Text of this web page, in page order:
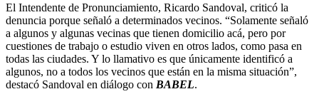
El Intendente de Pronunciamiento, Ricardo Sandoval, criticó la
denuncia porque señaló a determinados vecinos. “Solamente señaló
a algunos y algunas vecinas que tienen domicilio acá, pero por
cuestiones de trabajo o estudio viven en otros lados, como pasa en
todas las ciudades. Y lo llamativo es que únicamente identificó a
algunos, no a todos los vecinos que están en la misma situación”,
destacó Sandoval en diálogo con BABEL.